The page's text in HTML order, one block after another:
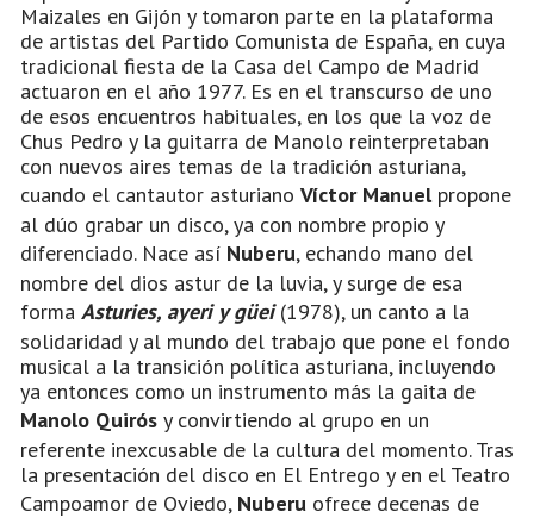
Maizales en Gijón y tomaron parte en la plataforma
de artistas del Partido Comunista de España, en cuya
tradicional fiesta de la Casa del Campo de Madrid
actuaron en el año 1977. Es en el transcurso de uno
de esos encuentros habituales, en los que la voz de
Chus Pedro y la guitarra de Manolo reinterpretaban
con nuevos aires temas de la tradición asturiana,
cuando el cantautor asturiano Víctor Manuelpropone
al dúo grabar un disco, ya con nombre propio y
diferenciado. Nace así Nuberu, echando mano del
nombre del dios astur de la luvia, y surge de esa
forma Asturies, ayeri y güei(1978), un canto a la
solidaridad y al mundo del trabajo que pone el fondo
musical a la transición política asturiana, incluyendo
ya entonces como un instrumento más la gaita de
Manolo Quirós y convirtiendo al grupo en un
referente inexcusable de la cultura del momento. Tras
la presentación del disco en El Entrego y en el Teatro
Campoamor de Oviedo, Nuberu ofrece decenas de